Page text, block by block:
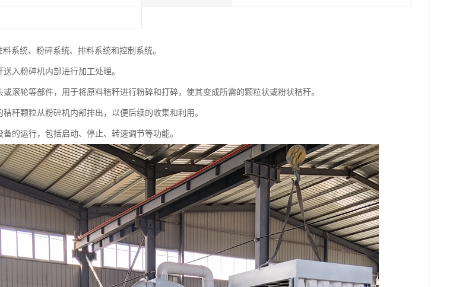
系统、粉碎系统、排料系统和控制系统。
入粉碎机内部进行加工处理。
滚轮等部件，用于将原料秸秆进行粉碎和打碎，使其变成所需的颗粒状或粉状秸秆。
秆颗粒从粉碎机内部排出，以便后续的收集和利用。
的运行，包括启动、停止、转速调节等功能。